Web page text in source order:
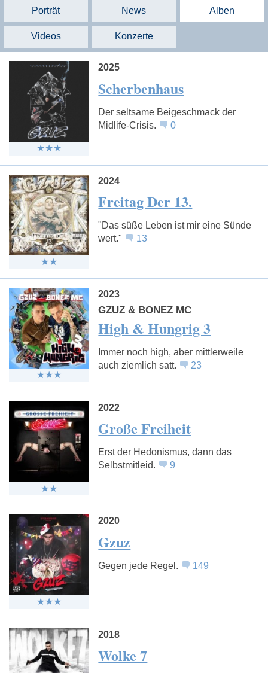
Porträt News Alben
Videos Konzerte
2025
Scherbenhaus
Der seltsame Beigeschmack der
Midlife-Crisis.
0
2024
Freitag Der 13.
"Das süße Leben ist mir eine Sünde
wert."
13
2023
GZUZ & BONEZ MC
High & Hungrig 3
Immer noch high, aber mittlerweile
auch ziemlich satt.
23
2022
Große Freiheit
Erst der Hedonismus, dann das
Selbstmitleid.
9
2020
Gzuz
Gegen jede Regel. 149
2018
Wolke 7